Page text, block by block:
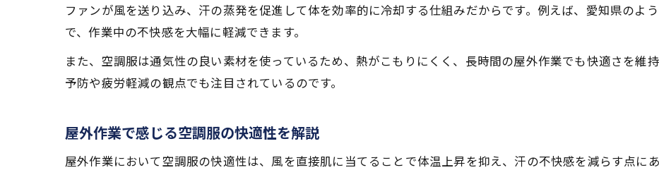
春からの空調服活用で快適な夏を迎える方法
空調服の冷却効果とその仕組みを詳しく解説
空調服の効果を最大限に引き出す使用法
ファンが風を送り込み、汗の蒸発を促進して体を効率的に冷却する仕組みだからです。例えば、愛知県のよ
で、作業中の不快感を大幅に軽減できます。
また、空調服は通気性の良い素材を使っているため、熱がこもりにくく、長時間の屋外作業でも快適さを維
予防や疲労軽減の観点でも注目されているのです。
屋外作業で感じる空調服の快適性を解説
屋外作業において空調服の快適性は、風を直接肌に当てることで体温上昇を抑え、汗の不快感を減らす点に